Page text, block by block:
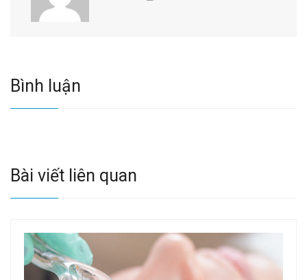
Bình luận
Bài viết liên quan